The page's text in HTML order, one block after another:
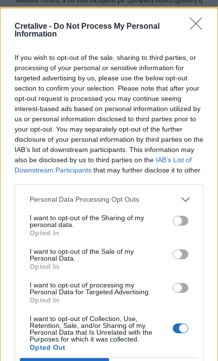
Cretalive - Do Not Process My Personal
Information
If you wish to opt-out of the sale, sharing to third parties, or
processing of your personal or sensitive information for
targeted advertising by us, please use the below opt-out
section to confirm your selection. Please note that after your
opt-out request is processed you may continue seeing
interest-based ads based on personal information utilized by
us or personal information disclosed to third parties prior to
your opt-out. You may separately opt-out of the further
disclosure of your personal information by third parties on the
IAB’s list of downstream participants. This information may
also be disclosed by us to third parties on the IAB’s List of
Downstream Participants that may further disclose it to other
Personal Data Processing Opt Outs
I want to opt-out of the Sharing of my
personal data.
Opted In
I want to opt-out of the Sale of my
Personal Data.
Opted In
I want to opt-out of processing my
Personal Data for Targeted Advertising.
Opted In
I want to opt-out of Collection, Use,
Retention, Sale, and/or Sharing of my
Personal Data that Is Unrelated with the
Purposes for which it was collected.
Opted Out
influencer
22:32
22:27
Παράνοια σε γάμο στη Μαδέρα: Νόμιζαν ότι
παντρεύονται ο Κριστιάνο Ρονάλντο με την Χεορχίνα -
Βίντεο
Nίκη της ΑΕΚ στο τελευταίο φιλικό πριν από τον ΟΦΗ
Γιάννης Κωνσταντέλιας: Μπαμπάς για δεύτερη φορά έγινε
ο ποδοσφαιριστής του ΠΑΟΚ
22:03
κατηγορούνται οι γονείς του 4χρονου και ο ιδιοκτήτης
του beach bar
Νέα διοίκηση για το Κέντρο Κρητικής Λογοτεχνίας
Στα ύψη το Σάββατο (08/08) ο υδράργυρος: Σε ποια
περιοχή το θερμόμετρο έδειξε 39,5 (πίνακας)
ΠΕΡΙΣΣΟΤΕΡΑ